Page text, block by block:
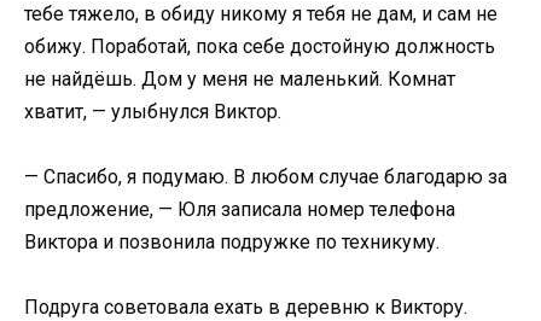
тебе тяжело, в обиду никому я тебя не дам, и сам не
обижу. Поработай, пока себе достойную должность
не найдёшь. Дом у меня не маленький. Комнат
хватит, — улыбнулся Виктор.
— Спасибо, я подумаю. В любом случае благодарю за
предложение, — Юля записала номер телефона
Виктора и позвонила подружке по техникуму.
Подруга советовала ехать в деревню к Виктору.